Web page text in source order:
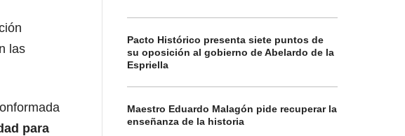
las
para
Pacto Histórico presenta siete puntos de
su oposición al gobierno de Abelardo de la
Espriella
Maestro Eduardo Malagón pide recuperar la
enseñanza de la historia